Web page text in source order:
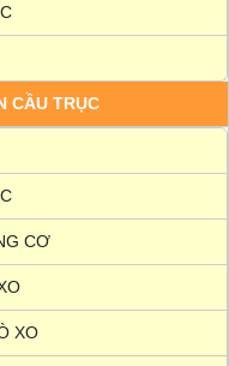
CẦU TRỤC
CƠ
XO